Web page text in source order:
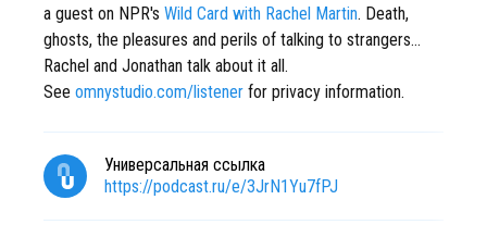
a guest on NPR's Wild Card with Rachel Martin. Death,
ghosts, the pleasures and perils of talking to strangers...
Rachel and Jonathan talk about it all.
See omnystudio.com/listener for privacy information.
Универсальная ссылка
https://podcast.ru/e/3JrN1Yu7fPJ